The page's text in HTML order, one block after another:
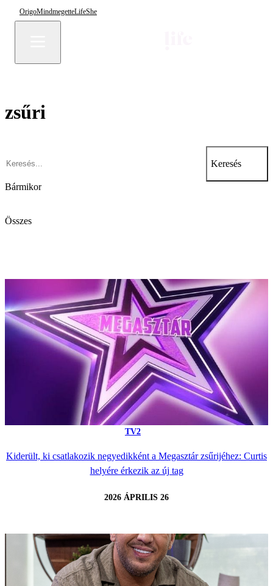
OrigoMindmegetteLifeShe
zsűri
Keresés
Bármikor
Összes
TV2
Kiderült, ki csatlakozik negyedikként a Megasztár zsűrijéhez: Curtis
helyére érkezik az új tag
2026 ÁPRILIS 26